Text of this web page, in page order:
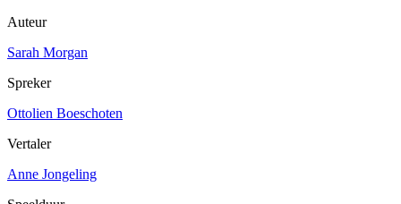
Auteur
Sarah Morgan
Spreker
Ottolien Boeschoten
Vertaler
Anne Jongeling